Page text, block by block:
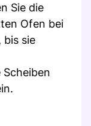
Sie die
Ofen bei
bis sie